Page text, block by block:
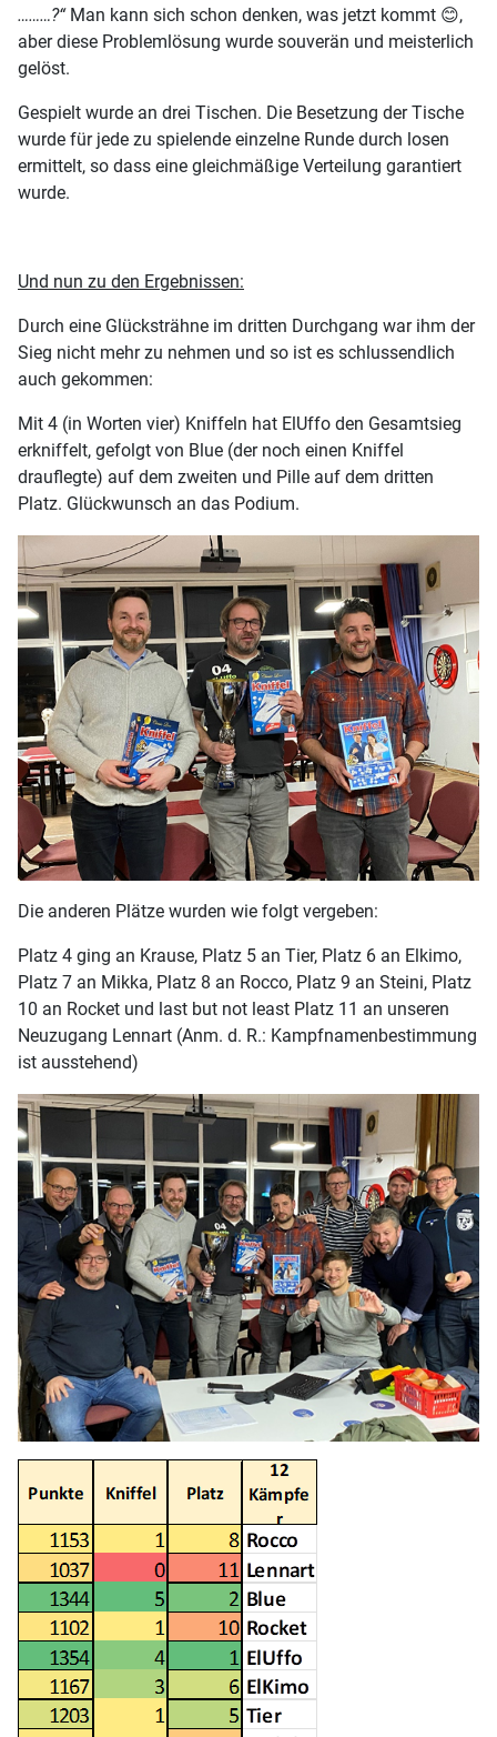
………?“Man kann sich schon denken, was jetzt kommt 😊,
aber diese Problemlösung wurde souverän und meisterlich
gelöst.
Gespielt wurde an drei Tischen. Die Besetzung der Tische
wurde für jede zu spielende einzelne Runde durch losen
ermittelt, so dass eine gleichmäßige Verteilung garantiert
wurde.
Und nun zu den Ergebnissen:
Durch eine Glücksträhne im dritten Durchgang war ihm der
Sieg nicht mehr zu nehmen und so ist es schlussendlich
auch gekommen:
Mit 4 (in Worten vier) Kniffeln hat ElUffo den Gesamtsieg
erkniffelt, gefolgt von Blue (der noch einen Kniffel
drauflegte) auf dem zweiten und Pille auf dem dritten
Platz. Glückwunsch an das Podium.
Die anderen Plätze wurden wie folgt vergeben:
Platz 4 ging an Krause, Platz 5 an Tier, Platz 6 an Elkimo,
Platz 7 an Mikka, Platz 8 an Rocco, Platz 9 an Steini, Platz
10 an Rocket und last but not least Platz 11 an unseren
Neuzugang Lennart (Anm. d. R.: Kampfnamenbestimmung
ist ausstehend)